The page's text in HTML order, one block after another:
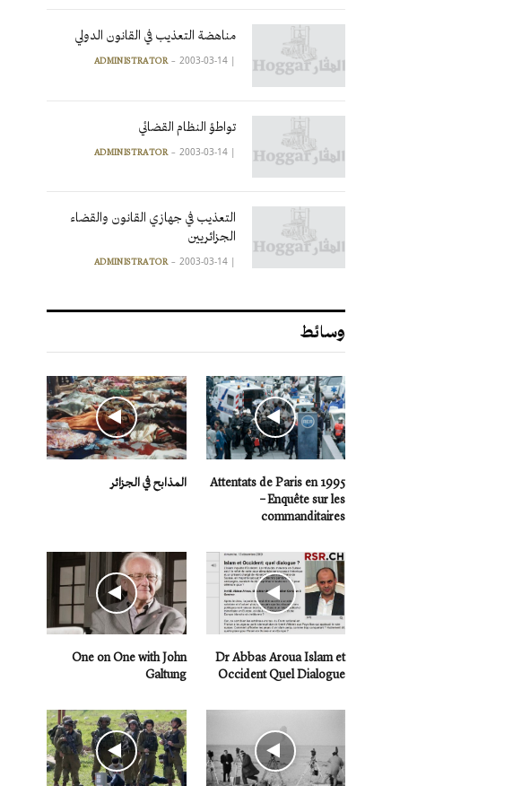
مناهضة التعذيب في القانون الدولي
|
ADMINISTRATOR 2003-03-14
تواطؤ النظام القضائي
|
ADMINISTRATOR 2003-03-14
التعذيب في جهازي القانون والقضاء
الجزائريين
|
ADMINISTRATOR 2003-03-14
وسائط
Attentats de Paris en 1995
– Enquête sur les
commanditaires
المذابح في الجزائر
Dr Abbas Aroua Islam et
Occident Quel Dialogue
One on One with John
Galtung